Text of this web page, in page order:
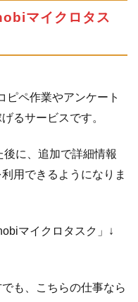
マイクロタス
ピペ作業やアンケート
るサービスです。
後に、追加で詳細情報
用できるようになりま
マイクロタスク」↓
も、こちらの仕事なら